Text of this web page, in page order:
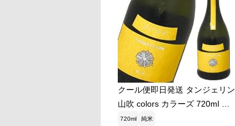
クール便即日発送 タンジェリン
山吹 colors カラーズ 720ml 生
もと木桶純米 2026年4月出荷分
720ml 純米